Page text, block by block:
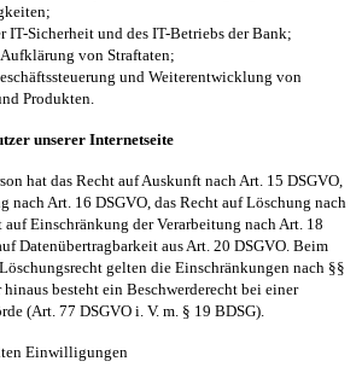
IT-Sicherheit und des IT-Betriebs der Bank;
von Straftaten;
und Weiterentwicklung von
Produkten.
unserer Internetseite
hat das Recht auf Auskunft nach Art. 15 DSGVO,
nach Art. 16 DSGVO, das Recht auf Löschung nach
auf Einschränkung der Verarbeitung nach Art. 18
Datenübertragbarkeit aus Art. 20 DSGVO. Beim
gelten die Einschränkungen nach §§
besteht ein Beschwerderecht bei einer
(Art. 77 DSGVO i. V. m. § 19 BDSG).
Einwilligungen